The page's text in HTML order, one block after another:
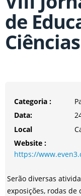
de
Categoria :
Data:
Local
Website :
https://
Serão diversas
exposições, rodas de